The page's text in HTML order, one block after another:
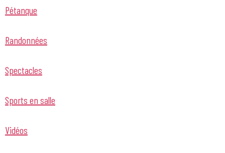
Pétanque
Randonnées
Spectacles
Sports en salle
Vidéos